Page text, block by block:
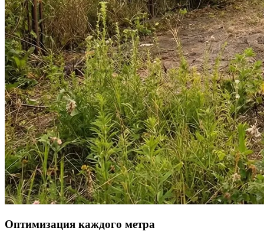
Оптимизация каждого метра